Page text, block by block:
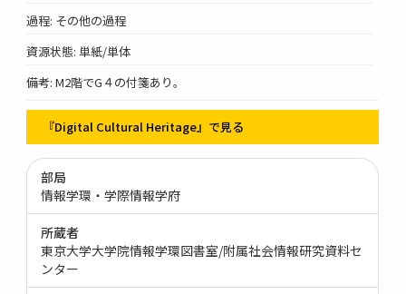
過程: その他の過程
資源状態: 単紙/単体
備考: M2階でG４の付箋あり。
『Digital Cultural Heritage』で見る
部局
情報学環・学際情報学府
所蔵者
東京大学大学院情報学環図書室/附属社会情報研究資料セ
ンター